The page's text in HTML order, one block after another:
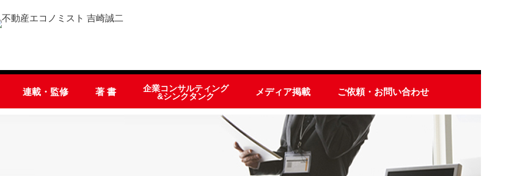
連載・監修 著 書
企業コンサルティング
&シンクタンク
メディア掲載 ご依頼・お問い合わせ